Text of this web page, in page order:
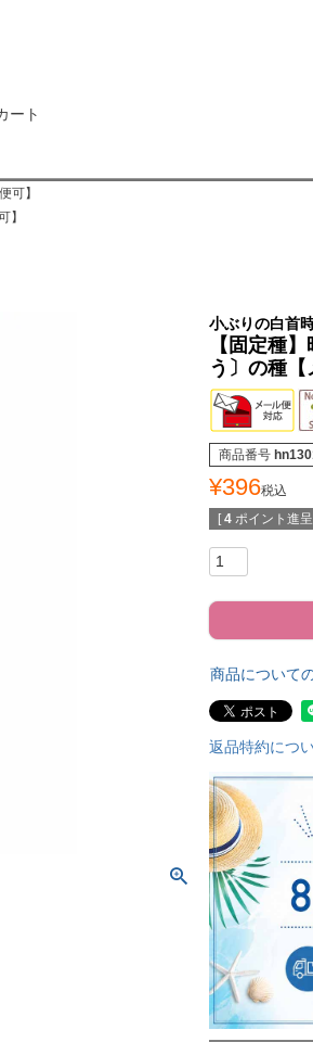
ート
可】
】
小ぶりの白首
【固定種
う〕の種【
商品番号
¥396税込
[ 4 ポイント進
商品について
返品特約につ